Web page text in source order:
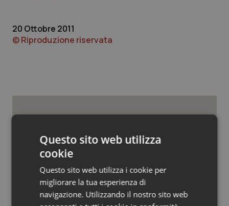
Oncologia & Nutrizione
Quotidiano Chirurgia
Quotidiano Oncologia
Quotidiano Pediatria
Rene & patologie urogenitali
20 Ottobre 2011
© Riproduzione riservata
Lavoro e Professioni
Medicina, posti vuoti e studenti
esclusi. Il Consiglio di Stato accoglie il
ricorso di C&P: semestre filtro
penalizza il merito
Questo sito web utilizza
cookie
Questo sito web utilizza i cookie per
migliorare la tua esperienza di
navigazione. Utilizzando il nostro sito web